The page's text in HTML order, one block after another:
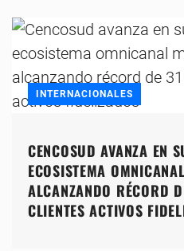
INTERNACIONALES
CENCOSUD AVANZA EN
ECOSISTEMA
ALCANZANDO RÉCORD
CLIENTES ACTIVOS